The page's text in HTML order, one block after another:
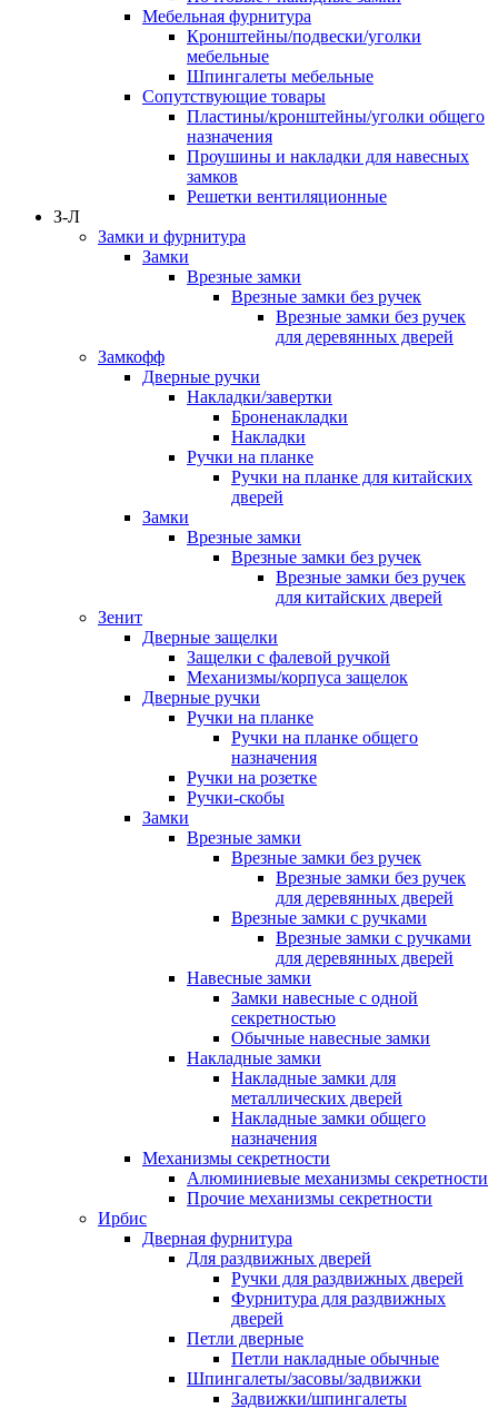
Мебельная фурнитура
Кронштейны/подвески/уголки
мебельные
Шпингалеты мебельные
Сопутствующие товары
Пластины/кронштейны/уголки общего
назначения
Проушины и накладки для навесных
замков
Решетки вентиляционные
З-Л
Замки и фурнитура
Замки
Врезные замки
Врезные замки без ручек
Врезные замки без ручек
для деревянных дверей
Замкофф
Дверные ручки
Накладки/завертки
Броненакладки
Накладки
Ручки на планке
Ручки на планке для китайских
дверей
Замки
Врезные замки
Врезные замки без ручек
Врезные замки без ручек
для китайских дверей
Зенит
Дверные защелки
Защелки с фалевой ручкой
Механизмы/корпуса защелок
Дверные ручки
Ручки на планке
Ручки на планке общего
назначения
Ручки на розетке
Ручки-скобы
Замки
Врезные замки
Врезные замки без ручек
Врезные замки без ручек
для деревянных дверей
Врезные замки с ручками
Врезные замки с ручками
для деревянных дверей
Навесные замки
Замки навесные с одной
секретностью
Обычные навесные замки
Накладные замки
Накладные замки для
металлических дверей
Накладные замки общего
назначения
Механизмы секретности
Алюминиевые механизмы секретности
Прочие механизмы секретности
Ирбис
Дверная фурнитура
Для раздвижных дверей
Ручки для раздвижных дверей
Фурнитура для раздвижных
дверей
Петли дверные
Петли накладные обычные
Шпингалеты/засовы/задвижки
Задвижки/шпингалеты